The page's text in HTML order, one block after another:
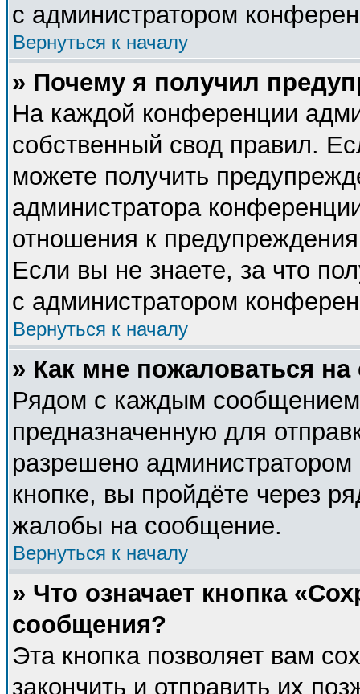
с администратором
Вернуться к началу
» Почему я получил
На каждой конференции
собственный свод правил.
можете получить
администратора
отношения к
Если вы не знаете, за что
с администратором
Вернуться к началу
» Как мне пожаловаться
Рядом с каждым сообщением
предназначенную для
разрешено
кнопке, вы пройдёте через
жалобы на сообщение.
Вернуться к началу
» Что означает кнопка
сообщения?
Эта кнопка позволяет вам
закончить и отправить их